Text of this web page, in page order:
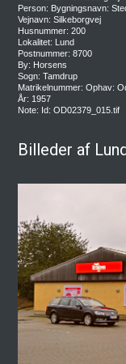
Person: Bygningsnavn:
Vejnavn: Silkeborgvej
Husnummer: 200
Lokalitet: Lund
Postnummer: 8700
By: Horsens
Sogn: Tamdrup
Matrikelnummer: Ophav:
År: 1957
Note: Id: OD02379_015.tif
Billeder af